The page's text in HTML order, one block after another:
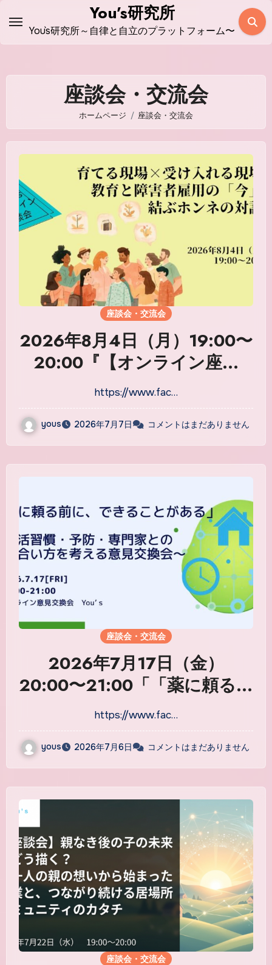
テ
ツ
キ
ッ
You’s研究所
You`s研究所～自律と自立のプラットフォーム〜
座談会・交流会
ホームページ 座談会・交流会
座談会・交流会
2026年8月4日（月）19:00〜
20:00『【オンライン座談
会】育てる現場×受け入れる現
場〜教育と障害者雇用の
「今」を結ぶホンネの対
話〜』
https://www.fac…
yous 2026年7月7日 コメントはまだありません
座談会・交流会
2026年7月17日（金）
20:00〜21:00「「薬に頼る前
に、できることがある」 ～生
活習慣・予防・専門家との向
き合い方を考える意見交換会
～」
https://www.fac…
yous 2026年7月6日 コメントはまだありません
座談会・交流会